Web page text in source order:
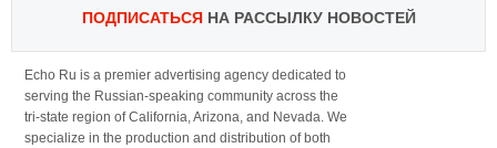
ПОДПИСАТЬСЯНА РАССЫЛКУ НОВОСТЕЙ
Echo Ru is a premier advertising agency dedicated to
serving the Russian-speaking community across the
tri-state region of California, Arizona, and Nevada. We
specialize in the production and distribution of both